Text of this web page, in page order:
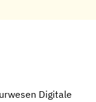
Digitale